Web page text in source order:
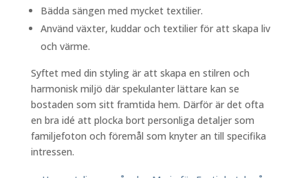
Bädda sängen med mycket textilier.
Använd växter, kuddar och textilier för att skapa liv
och värme.
Syftet med din styling är att skapa en stilren och
harmonisk miljö där spekulanter lättare kan se
bostaden som sitt framtida hem. Därför är det ofta
en bra idé att plocka bort personliga detaljer som
familjefoton och föremål som knyter an till specifika
intressen.